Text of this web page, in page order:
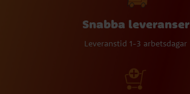
Snabba leveranser
Leveranstid 1-3 arbetsdagar